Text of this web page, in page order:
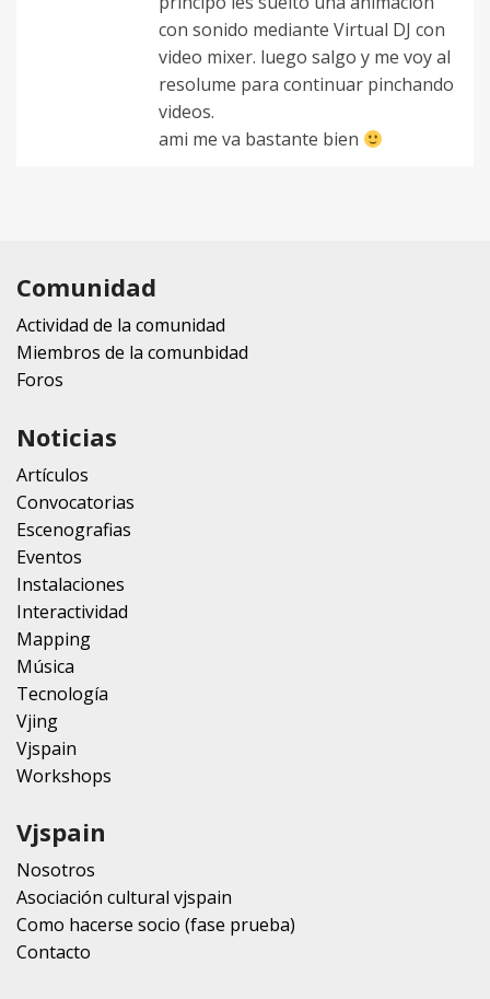
con sonido mediante Virtual DJ con
video mixer. luego salgo y me voy al
resolume para continuar pinchando
videos.
ami me va bastante bien
Comunidad
Actividad de la comunidad
Miembros de la comunbidad
Foros
Noticias
Artículos
Convocatorias
Escenografias
Eventos
Instalaciones
Interactividad
Mapping
Música
Tecnología
Vjing
Vjspain
Workshops
Vjspain
Nosotros
Asociación cultural vjspain
Como hacerse socio (fase prueba)
Contacto